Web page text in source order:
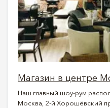
Магазин в центре
Наш главный шоу-рум
Москва, 2-й Хорошёвский